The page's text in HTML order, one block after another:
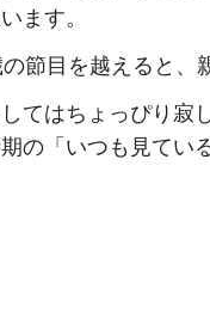
ます。
節目を越えると、
てはちょっぴり寂
の「いつも見てい